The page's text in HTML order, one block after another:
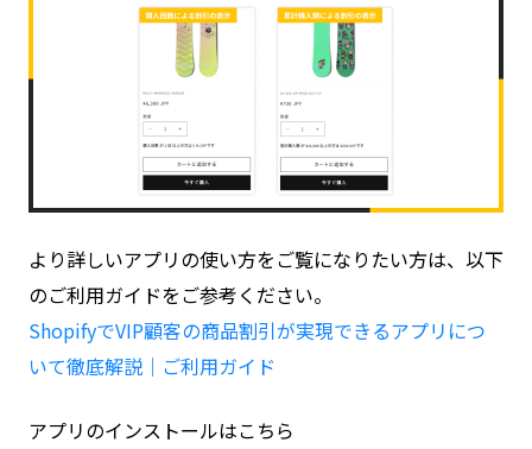
より詳しいアプリの使い方をご覧になりたい方は、以下
のご利用ガイドをご参考ください。
ShopifyでVIP顧客の商品割引が実現できるアプリにつ
いて徹底解説｜ご利用ガイド
アプリのインストールはこちら